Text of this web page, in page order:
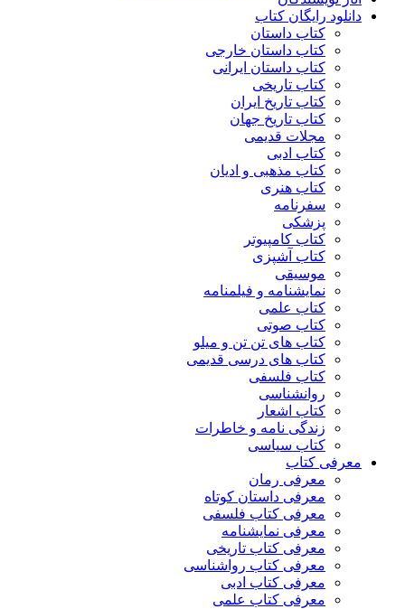
دانلود رایگان کتاب
کتاب داستان
کتاب داستان خارجی
کتاب داستان ایرانی
کتاب تاریخی
کتاب تاریخ ایران
کتاب تاریخ جهان
مجلات قدیمی
کتاب ادبی
کتاب مذهبی و ادیان
کتاب هنری
سفرنامه
پزشکی
کتاب کامپیوتر
کتاب آشپزی
موسیقی
نمایشنامه و فیلمنامه
کتاب علمی
کتاب صوتی
کتاب های تن تن و میلو
کتاب های درسی قدیمی
کتاب فلسفی
روانشناسی
کتاب اشعار
زندگی نامه و خاطرات
کتاب سیاسی
معرفی کتاب
معرفی رمان
معرفی داستان کوتاه
معرفی کتاب فلسفی
معرفی نمایشنامه
معرفی کتاب تاریخی
معرفی کتاب رواشناسی
معرفی کتاب ادبی
معرفی کتاب علمی